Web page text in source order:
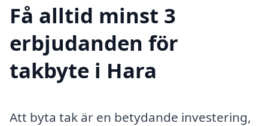
Få alltid minst 3
erbjudanden för
takbyte i Hara
Att byta tak är en betydande investering,